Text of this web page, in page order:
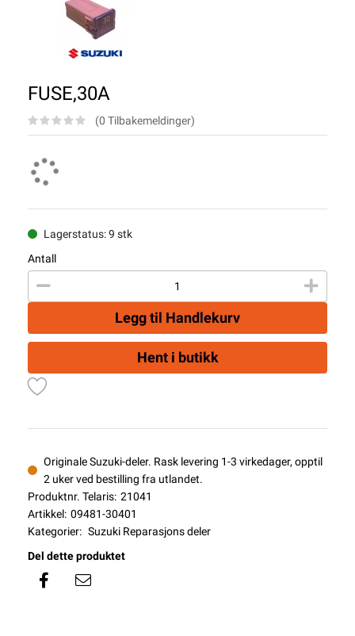
FUSE,30A
(0 Tilbakemeldinger)
Lagerstatus: 9 stk
Antall
Legg til Handlekurv
Hent i butikk
Originale Suzuki-deler. Rask levering 1-3 virkedager, opptil
2 uker ved bestilling fra utlandet.
Produktnr. Telaris: 21041
Artikkel: 09481-30401
Kategorier: Suzuki Reparasjons deler
Del dette produktet